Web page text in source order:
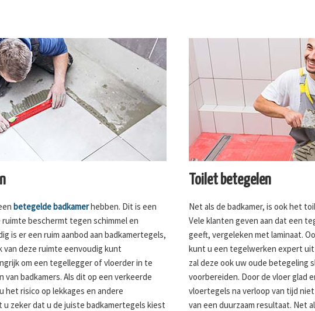
betegelde badkamerhebben. Dit is een
beschermt tegen schimmel en
is er een ruim aanbod aan badkamertegels,
deze ruimte eenvoudig kunt
om een tegellegger of vloerder in te
badkamers. Als dit op een verkeerde
het risico op lekkages en andere
zeker dat u de juiste badkamertegels kiest
Toilet betegelen
Net als de badkamer, is ook het
Vele klanten geven aan dat een
geeft, vergeleken met laminaat.
kunt u een tegelwerken expert
zal deze ook uw oude betegeling
voorbereiden. Door de vloer glad
vloertegels na verloop van tijd
van een duurzaam resultaat. Net